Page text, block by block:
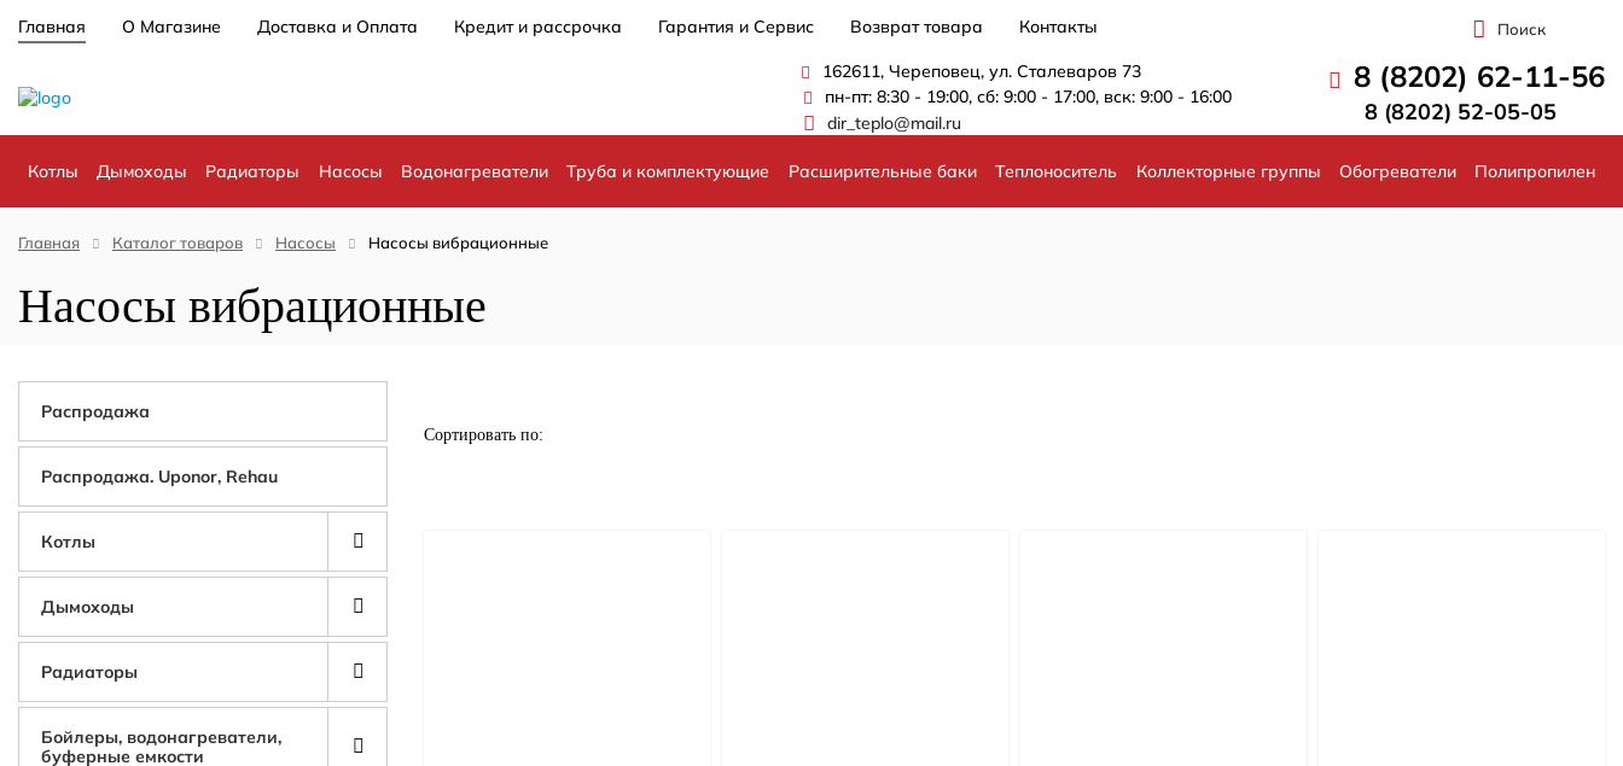
Главная О Магазине Доставка и Оплата Кредит и рассрочка Гарантия и Сервис Возврат товара Контакты Поиск
162611, Череповец, ул. Сталеваров 73
пн-пт: 8:30 - 19:00, сб: 9:00 - 17:00, вск: 9:00 - 16:00
dir_teplo@mail.ru
8 (8202) 62-11-56
8 (8202) 52-05-05
Котлы Дымоходы Радиаторы Насосы Водонагреватели Труба и комплектующие Расширительные баки Теплоноситель Коллекторные группы Обогреватели Полипропилен
Главная Каталог товаров Насосы Насосы вибрационные
Насосы вибрационные
Распродажа
Распродажа. Uponor, Rehau
Котлы
Дымоходы
Радиаторы
Бойлеры, водонагреватели,
буферные емкости
Сортировать по: